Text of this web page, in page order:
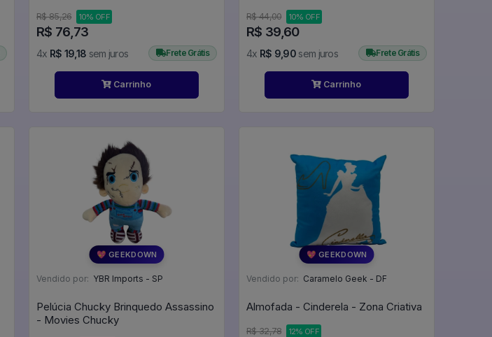
R$ 85,26 10% OFF
R$ 76,73
4x R$ 19,18 sem juros Frete Grátis
Carrinho
R$ 44,00 10% OFF
R$ 39,60
4x R$ 9,90 sem juros Frete Grátis
Carrinho
💖 GEEKDOWN
Vendido por: YBR Imports - SP
Pelúcia Chucky Brinquedo Assassino
- Movies Chucky
💖 GEEKDOWN
Vendido por: Caramelo Geek - DF
Almofada - Cinderela - Zona Criativa
R$ 32,78 12% OFF